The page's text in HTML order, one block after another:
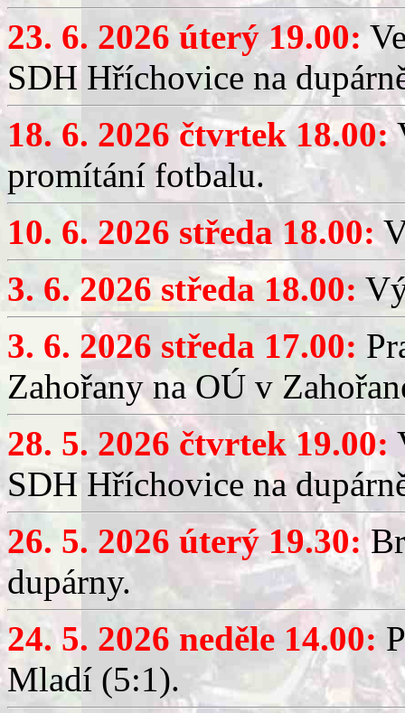
23. 6. 2026 úterý 19.00:
SDH Hříchovice na
18. 6. 2026 čtvrtek 18.00:
promítání fotbalu.
10. 6. 2026 středa 18.00:
3. 6. 2026 středa 18.00:
3. 6. 2026 středa 17.00:
Zahořany na OÚ v
28. 5. 2026 čtvrtek 19.00:
SDH Hříchovice na
26. 5. 2026 úterý 19.30:
dupárny.
24. 5. 2026 neděle 14.00:
Mladí (5:1).